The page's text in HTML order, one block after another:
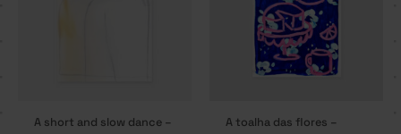
A short and slow dance –
A toalha das flores –